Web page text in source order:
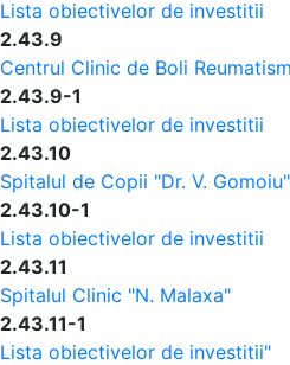
Lista obiectivelor de investitii
2.43.9
Centrul Clinic de Boli
2.43.9-1
Lista obiectivelor de investitii
2.43.10
Spitalul de Copii "Dr. V. Gomoiu"
2.43.10-1
Lista obiectivelor de investitii
2.43.11
Spitalul Clinic "N. Malaxa"
2.43.11-1
Lista obiectivelor de investitii"